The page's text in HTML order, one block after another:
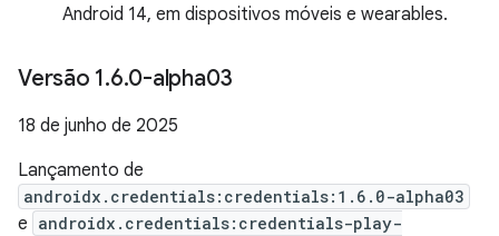
Android 14, em dispositivos móveis e wearables.
Versão 1.6.0-alpha03
18 de junho de 2025
Lançamento de
androidx.credentials:credentials:1.6.0-alpha03
e androidx.credentials:credentials-play-